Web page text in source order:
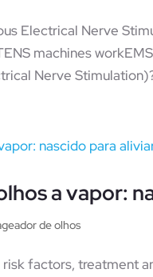
Electrical Nerve
machines
Nerve
a vapor:
de olhos
factors, treatment